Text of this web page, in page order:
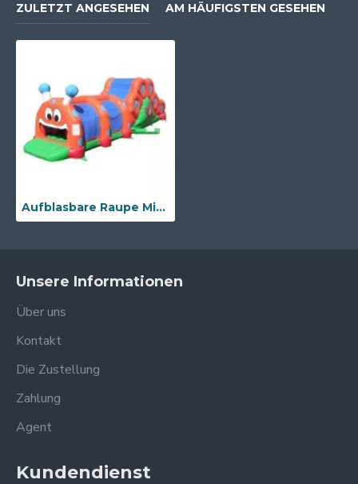
ZULETZT ANGESEHEN AM HÄUFIGSTEN GESEHEN
Aufblasbare Raupe Mit Rutsche
Unsere Informationen
Über uns
Kontakt
Die Zustellung
Zahlung
Agent
Kundendienst